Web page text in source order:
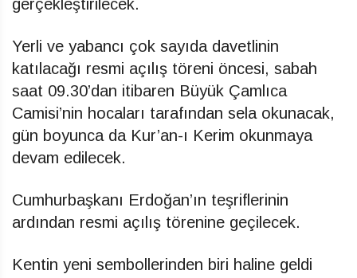
gerçekleştirilecek.
Yerli ve yabancı çok sayıda davetlinin
katılacağı resmi açılış töreni öncesi, sabah
saat 09.30’dan itibaren Büyük Çamlıca
Camisi’nin hocaları tarafından sela okunacak,
gün boyunca da Kur’an-ı Kerim okunmaya
devam edilecek.
Cumhurbaşkanı Erdoğan’ın teşriflerinin
ardından resmi açılış törenine geçilecek.
Kentin yeni sembollerinden biri haline geldi